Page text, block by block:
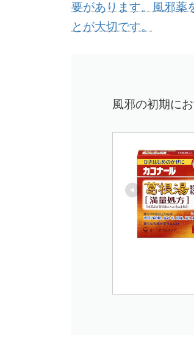
要があります。風邪薬
とが大切です。
風邪の初期に